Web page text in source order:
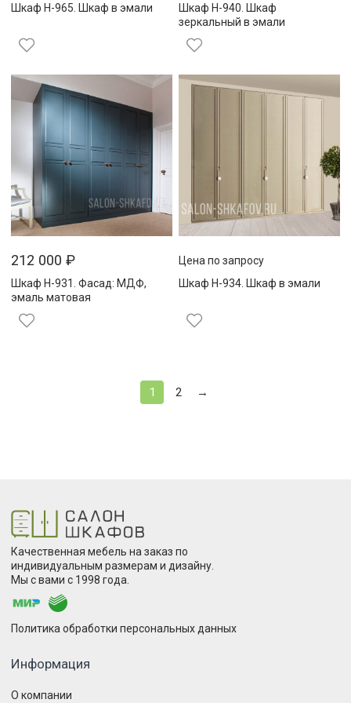
Шкаф Н-965. Шкаф в эмали
Шкаф Н-940. Шкаф
зеркальный в эмали
212 000 ₽
Шкаф Н-931. Фасад: МДФ,
эмаль матовая
Цена по запросу
Шкаф Н-934. Шкаф в эмали
1 2 →
Качественная мебель на заказ по
индивидуальным размерам и дизайну.
Мы с вами с 1998 года.
Политика обработки персональных данных
Информация
О компании